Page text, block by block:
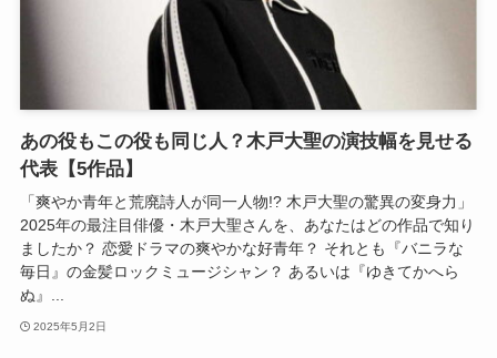
あの役もこの役も同じ人？木戸大聖の演技幅を見せる
代表【5作品】
「爽やか青年と荒廃詩人が同一人物!? 木戸大聖の驚異の変身力」
2025年の最注目俳優・木戸大聖さんを、あなたはどの作品で知り
ましたか？ 恋愛ドラマの爽やかな好青年？ それとも『バニラな
毎日』の金髪ロックミュージシャン？ あるいは『ゆきてかへら
ぬ』...
2025年5月2日